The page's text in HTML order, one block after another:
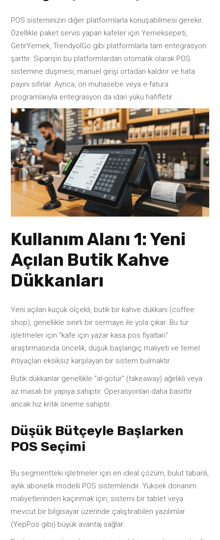
POS sisteminizin diğer platformlarla konuşabilmesi gerekir.
Özellikle paket servis yapan kafeler için Yemeksepeti,
GetirYemek, TrendyolGo gibi platformlarla tam entegrasyon
şarttır. Siparişin bu platformlardan otomatik olarak POS
sistemine düşmesi, manuel girişi ortadan kaldırır ve hata
payını sıfırlar. Ayrıca, ön muhasebe veya e-fatura
programlarıyla entegrasyon da idari yükü hafifletir.
Kullanım Alanı 1: Yeni
Açılan Butik Kahve
Dükkanları
Yeni açılan küçük ölçekli, butik bir kahve dükkanı (coffee
shop), genellikle sınırlı bir sermaye ile yola çıkar. Bu tür
işletmeler için “kafe için yazar kasa pos fiyatları”
araştırmasında öncelik, düşük başlangıç maliyeti ve temel
ihtiyaçları eksiksiz karşılayan bir sistem bulmaktır.
Butik dükkanlar genellikle “al-götür” (takeaway) ağırlıklı veya
az masalı bir yapıya sahiptir. Operasyonları daha basittir
ancak hız kritik öneme sahiptir.
Düşük Bütçeyle Başlarken
POS Seçimi
Bu segmentteki işletmeler için en ideal çözüm, bulut tabanlı,
aylık abonelik modelli POS sistemleridir. Yüksek donanım
maliyetlerinden kaçınmak için, sistemi bir tablet veya
mevcut bir bilgisayar üzerinde çalıştırabilen yazılımlar
(YepPos gibi) büyük avantaj sağlar.